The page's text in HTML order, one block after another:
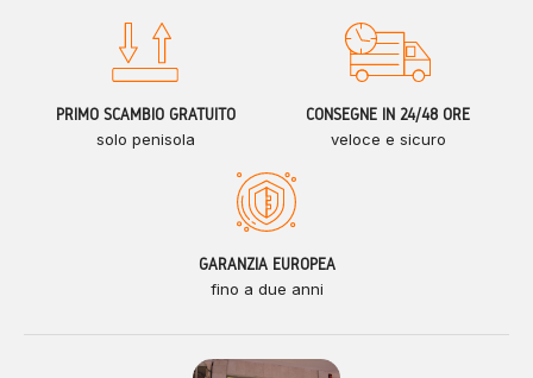
PRIMO SCAMBIO GRATUITO
solo penisola
CONSEGNE IN 24/48 ORE
veloce e sicuro
GARANZIA EUROPEA
fino a due anni